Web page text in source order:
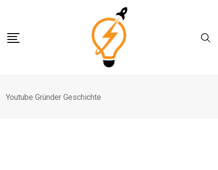
content
Youtube Gründer Geschichte